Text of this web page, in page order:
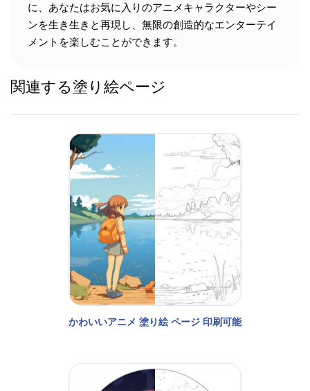
に、あなたはお気に入りのアニメキャラクターやシー
ンを生き生きと再現し、無限の創造的なエンターテイ
メントを楽しむことができます。
関連する塗り絵ページ
かわいいアニメ 塗り絵 ページ 印刷可能